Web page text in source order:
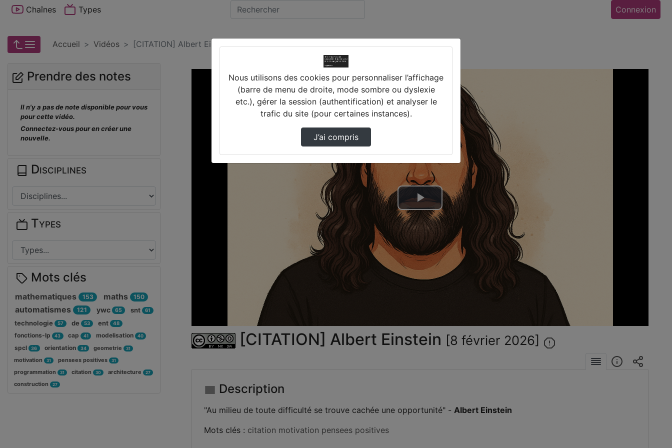
Chaînes Types Connexion
Accueil Vidéos [CITATION] Albert Einstein
Lire
la
vidéo
[CITATION] Albert Einstein [8 février 2026]
Description
"Au milieu de toute difficulté se trouve cachée une opportunité" - Albert Einstein
Mots clés : citation motivation pensees positives
Prendre des notes
Il n'y a pas de note disponible pour vous
pour cette vidéo.
Connectez-vous pour en créer une
nouvelle.
Disciplines
Types
Mots clés
mathematiques 153 maths 150
automatismes 121 ywc 65 snt 61
technologie 57 de 53 ent 48
fonctions-lp 43 cap 41 modelisation 40
spcl 36 orientation 34 geometrie 31
motivation 31 pensees positives 31
programmation 31 citation 30 architecture 27
construction 27
Nous utilisons des cookies pour personnaliser l’affichage
(barre de menu de droite, mode sombre ou dyslexie
etc.), gérer la session (authentification) et analyser le
trafic du site (pour certaines instances).
J’ai compris